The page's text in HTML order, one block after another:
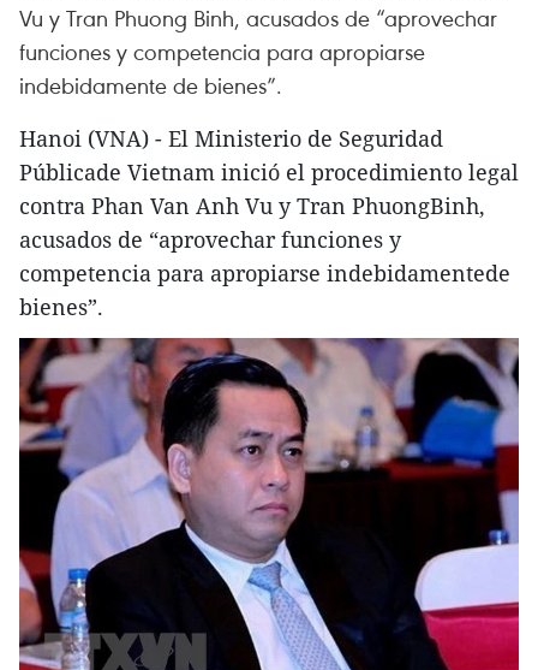
Vu y Tran Phuong Binh, acusados de “aprovechar
funciones y competencia para apropiarse
indebidamente de bienes”.
Hanoi (VNA) - El Ministerio de Seguridad
Públicade Vietnam inició el procedimiento legal
contra Phan Van Anh Vu y Tran PhuongBinh,
acusados de “aprovechar funciones y
competencia para apropiarse indebidamentede
bienes”.